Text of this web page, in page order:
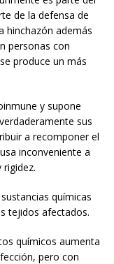
de la defensa de
hinchazón además
personas con
produce un más
y supone
sus
a recomponer el
inconveniente a
químicas
tejidos afectados.
químicos aumenta
pero con